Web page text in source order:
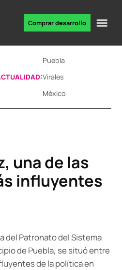
Comprar desarrollo
Puebla
Virales
México
una de las
influyentes
del Patronato del Sistema
de Puebla, se situó entre
de la política en